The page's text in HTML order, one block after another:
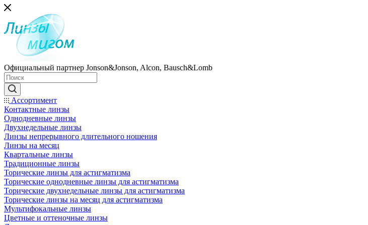
Официальный партнер Jonson&Jonson, Alcon, Bausch&Lomb
Ассортимент
Контактные линзы
Однодневные линзы
Двухнедельные линзы
Линзы непрерывного длительного ношения
Линзы на месяц
Квартальные линзы
Традиционные линзы
Торические линзы для астигматизма
Торические однодневные линзы для астигматизма
Торические двухнедельные линзы для астигматизма
Торические линзы на месяц для астигматизма
Мультифокальные линзы
Цветные и оттеночные линзы